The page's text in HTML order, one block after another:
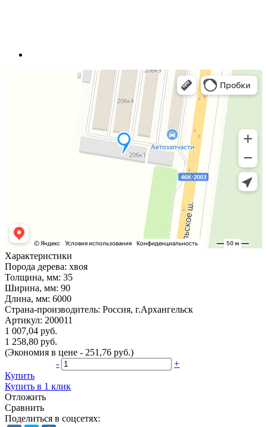
Характеристики
Порода дерева: хвоя
Толщина, мм: 35
Ширина, мм: 90
Длина, мм: 6000
Страна-производитель: Россия, г.Архангельск
Артикул: 200011
1 007,04 руб.
1 258,80 руб.
(Экономия в цене - 251,76 руб.)
-
+
Купить
Купить в 1 клик
Отложить
Сравнить
Поделиться в соцсетях: